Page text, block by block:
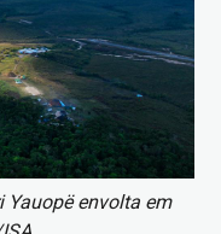
envolta em